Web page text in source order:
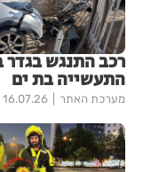
רכב התנגש בגדר
התעשייה בת ים
מערכת האתר 16.07.26